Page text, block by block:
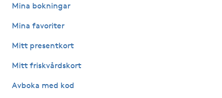
Kinesisk medicin
Klangmassage
Klippning
Mina bokningar
Mina favoriter
Mitt presentkort
Mitt friskvårdskort
Avboka med kod